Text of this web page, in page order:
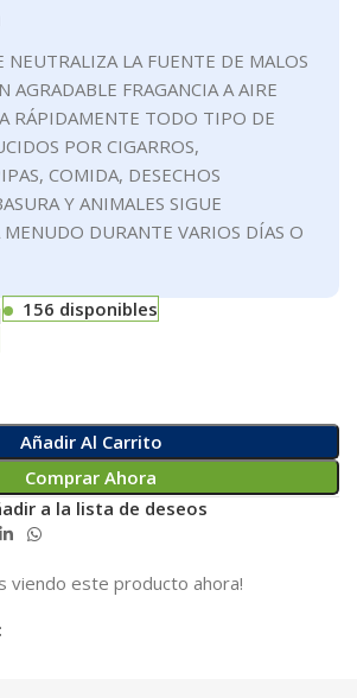
LA FUENTE DE MALOS
AGRADABLE FRAGANCIA A AIRE
RÁPIDAMENTE TODO TIPO DE
POR CIGARROS,
COMIDA, DESECHOS
Y ANIMALES SIGUE
MENUDO DURANTE VARIOS DÍAS O
156 disponibles
Añadir Al Carrito
Comprar Ahora
a la lista de deseos
viendo este producto ahora!